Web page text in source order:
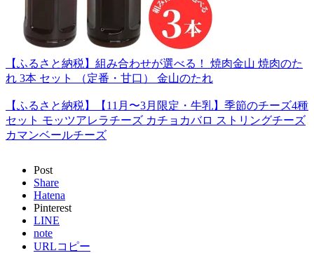
【ふるさと納税】組み合わせが選べる！ 焼肉金山 焼肉のた
れ 3本 セット （定番・甘口） 金山のたれ
【ふるさと納税】【11月〜3月限定・牛乳】季節のチーズ4種
セット モッツアレラチーズ カチョカバロ ストリングチーズ
カマンベールチーズ
Post
Share
Hatena
Pinterest
LINE
note
URLコピー